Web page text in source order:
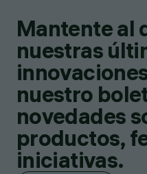
Mantente al
nuestras
nuestro
novedades
productos,
iniciativas.